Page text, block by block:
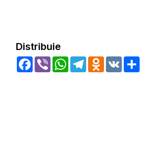
Distribuie
Facebook
Viber WhatsApp
TelegramOdnoklassniki
VK